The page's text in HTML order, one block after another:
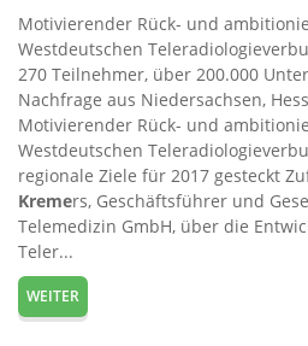
Motivierender Rück- und
Westdeutschen
270 Teilnehmer, über 200.000
Nachfrage aus Niedersachsen,
Motivierender Rück- und
Westdeutschen
regionale Ziele für 2017 gesteckt
Kremers, Geschäftsführer und
Telemedizin GmbH, über die
Teler...
WEITER